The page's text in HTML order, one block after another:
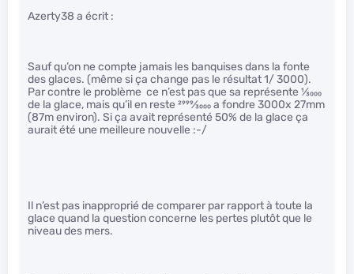
Azerty38 a écrit :
Sauf qu’on ne compte jamais les banquises dans la fonte
des glaces. (même si ça change pas le résultat 1/ 3000).
Par contre le problème ce n’est pas que sa représente 1⁄3000
de la glace, mais qu’il en reste 2999⁄3000a fondre 3000x 27mm
(87m environ). Si ça avait représenté 50% de la glace ça
aurait été une meilleure nouvelle :-/
Il n’est pas inapproprié de comparer par rapport à toute la
glace quand la question concerne les pertes plutôt que le
niveau des mers.